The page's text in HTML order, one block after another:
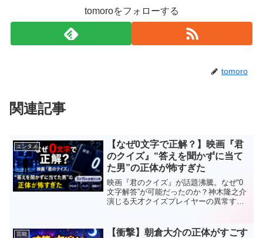
tomoroをフォローする
tomoro
関連記事
エンタメ
【なぜ0文字で正解？】映画『君
のクイズ』“答えを聞かずに当て
た男”の正体が怖すぎた
映画『君のクイズ』が話題沸騰。なぜ“0
文字解答”が可能だったのか？神木隆之介
演じる天才クイズプレイヤーの異常すぎ
芸能
【衝撃】朝倉大介の正体がすごす